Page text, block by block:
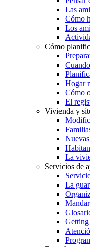
Las
Cómo
Los
Cómo
Hogar
Cómo
El
Vivienda y
La
Servicios de
La